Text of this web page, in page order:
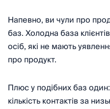
Напевно, ви чули про
баз. Холодна база
осіб, які не мають
про продукт.
Плюс у подібних баз
кількість контактів за